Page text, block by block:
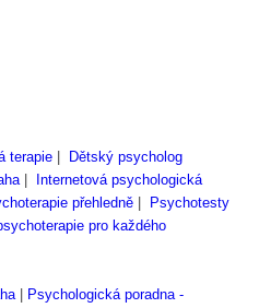
terapie|
Dětský psycholog
|
Internetová psychologická
přehledně|
Psychotesty
pro každého
|
Psychologická poradna -